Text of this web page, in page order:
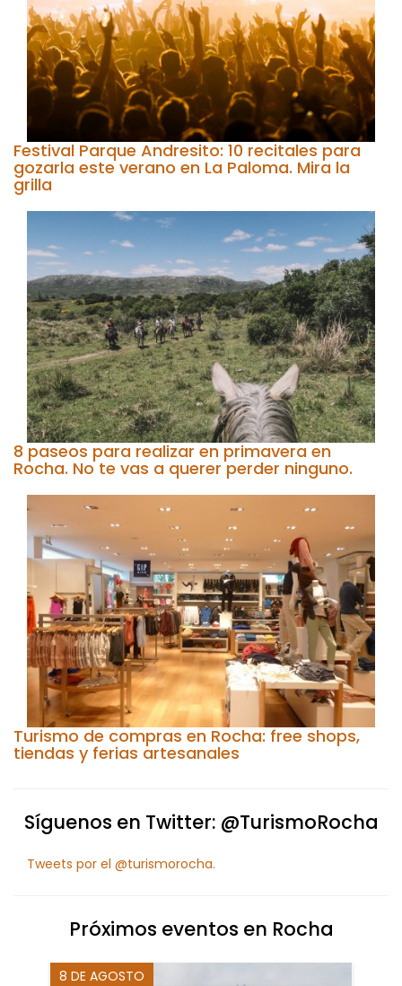
Festival Parque Andresito: 10 recitales para
gozarla este verano en La Paloma. Mira la
grilla
8 paseos para realizar en primavera en
Rocha. No te vas a querer perder ninguno.
Turismo de compras en Rocha: free shops,
tiendas y ferias artesanales
Síguenos en Twitter: @TurismoRocha
Tweets por el @turismorocha.
Próximos eventos en Rocha
8 DE AGOSTO